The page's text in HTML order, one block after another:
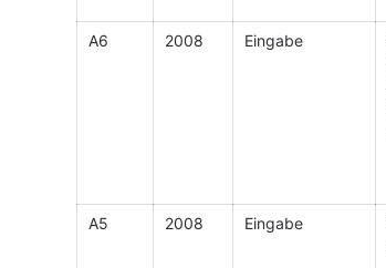
A6 2008 Eingabe
A5 2008 Eingabe